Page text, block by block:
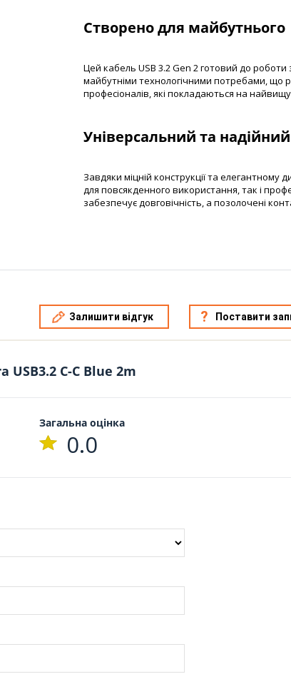
Створено для майбутнього
Цей кабель USB 3.2 Gen 2 готовий до
майбутніми технологічними потребами, що
професіоналів, які покладаються на
Універсальний та надійний
Завдяки міцній конструкції та елегантному
для повсякденного використання, так і
забезпечує довговічність, а позолочені
Залишити відгук Поставити
USB3.2 C-C Blue 2m
Загальна оцінка
0.0